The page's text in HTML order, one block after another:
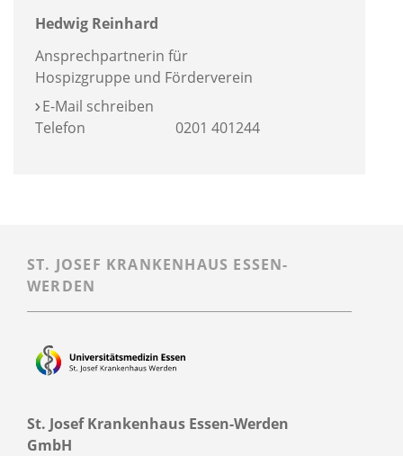
Hedwig Reinhard
Ansprechpartnerin für
Hospizgruppe und Förderverein
E-Mail schreiben
Telefon
0201 401244
ST. JOSEF KRANKENHAUS ESSEN-
WERDEN
St. Josef Krankenhaus Essen-Werden
GmbH